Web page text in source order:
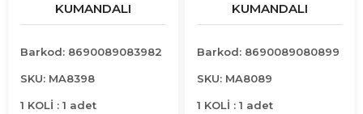
KUMANDALI
Barkod: 8690089083982
SKU: MA8398
1 KOLİ : 1 adet
KUMANDALI
Barkod: 8690089080899
SKU: MA8089
1 KOLİ : 1 adet